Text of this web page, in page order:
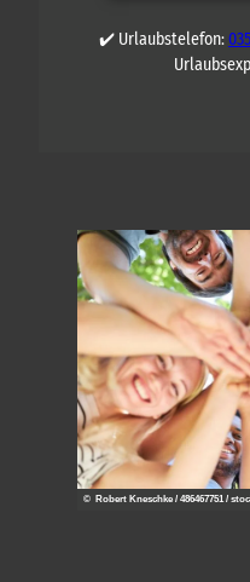
✔️ Urlaubstelefon:
© Robert Kneschke / 486467751 /